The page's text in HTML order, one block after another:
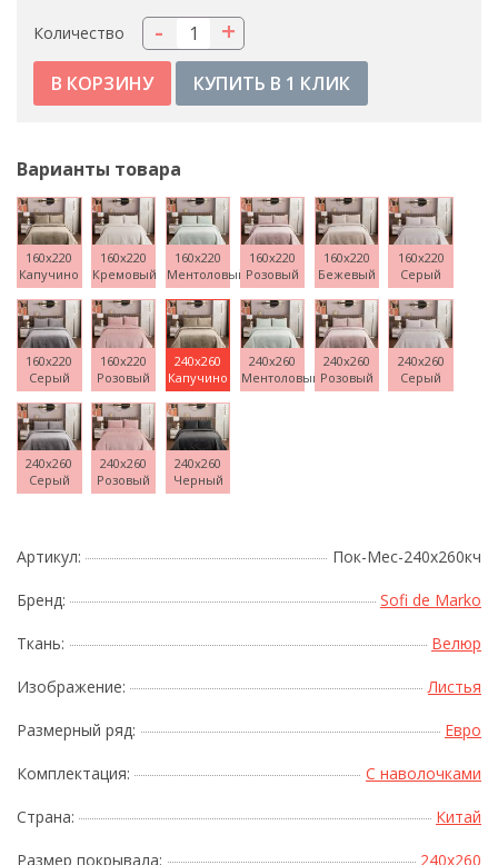
Количество +
-
КУПИТЬ В 1 КЛИК
Варианты товара
160x220
Капучино
160x220
Кремовый
160x220
Ментоловый
160x220
Розовый
160x220
Бежевый
160x220
Серый
160x220
Серый
160x220
Розовый
240x260
Капучино
240x260
Ментоловый
240x260
Розовый
240x260
Серый
240x260
Серый
240x260
Розовый
240x260
Черный
Артикул: Пок-Мес-240х260кч
Бренд: Sofi de Marko
Ткань: Велюр
Изображение: Листья
Размерный ряд: Евро
Комплектация: С наволочками
Страна: Китай
Размер покрывала: 240x260